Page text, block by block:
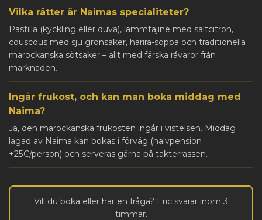
Vilka rätter är Naimas specialiteter?
Pastilla (kyckling eller duva), lammtajine med saltcitron,
couscous med sju grönsaker, harira-soppa och traditionella
marockanska sötsaker – allt med färska råvaror från
marknaden.
Ingår frukost, och kan man boka middag med
Naima?
Ja, den marockanska frukosten ingår i vistelsen. Middag
lagad av Naima kan bokas i förväg (halvpension
+25€/person) och serveras gärna på takterrassen.
Vill du boka eller har en fråga? Eric svarar inom 3
timmar.